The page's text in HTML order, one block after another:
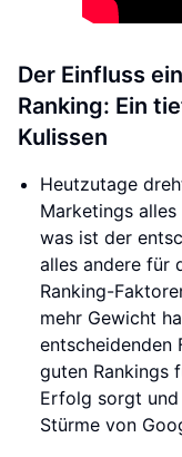
Der Einfluss
Ranking: Ein
Kulissen
Heutzutage
Marketings
was ist der
alles andere für
Ranking-
mehr Gewicht
entscheidenden
guten Rankings
Erfolg sorgt
Stürme von